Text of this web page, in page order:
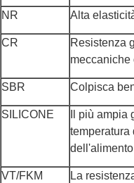
NR Alta
CR
Resistenza
meccaniche
SBR Colpisca
SILICONE
Il più
temperatura
dell'alimento
VT/FKM
La